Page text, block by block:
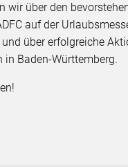
wir über den
auf der
über erfolgreiche
in Baden-Württemberg.